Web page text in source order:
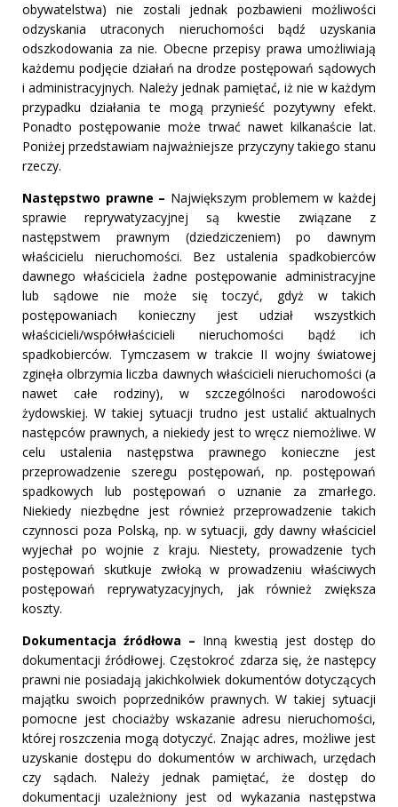
obywatelstwa) nie zostali jednak pozbawieni możliwości
odzyskania utraconych nieruchomości bądź uzyskania
odszkodowania za nie. Obecne przepisy prawa umożliwiają
każdemu podjęcie działań na drodze postępowań sądowych
i administracyjnych. Należy jednak pamiętać, iż nie w każdym
przypadku działania te mogą przynieść pozytywny efekt.
Ponadto postępowanie może trwać nawet kilkanaście lat.
Poniżej przedstawiam najważniejsze przyczyny takiego stanu
rzeczy.
Następstwo prawne – Największym problemem w każdej
sprawie reprywatyzacyjnej są kwestie związane z
następstwem prawnym (dziedziczeniem) po dawnym
właścicielu nieruchomości. Bez ustalenia spadkobierców
dawnego właściciela żadne postępowanie administracyjne
lub sądowe nie może się toczyć, gdyż w takich
postępowaniach konieczny jest udział wszystkich
właścicieli/współwłaścicieli nieruchomości bądź ich
spadkobierców. Tymczasem w trakcie II wojny światowej
zginęła olbrzymia liczba dawnych właścicieli nieruchomości (a
nawet całe rodziny), w szczególności narodowości
żydowskiej. W takiej sytuacji trudno jest ustalić aktualnych
następców prawnych, a niekiedy jest to wręcz niemożliwe. W
celu ustalenia następstwa prawnego konieczne jest
przeprowadzenie szeregu postępowań, np. postępowań
spadkowych lub postępowań o uznanie za zmarłego.
Niekiedy niezbędne jest również przeprowadzenie takich
czynnosci poza Polską, np. w sytuacji, gdy dawny właściciel
wyjechał po wojnie z kraju. Niestety, prowadzenie tych
postępowań skutkuje zwłoką w prowadzeniu właściwych
postępowań reprywatyzacyjnych, jak również zwiększa
koszty.
Dokumentacja źródłowa – Inną kwestią jest dostęp do
dokumentacji źródłowej. Częstokroć zdarza się, że następcy
prawni nie posiadają jakichkolwiek dokumentów dotyczących
majątku swoich poprzedników prawnych. W takiej sytuacji
pomocne jest chociażby wskazanie adresu nieruchomości,
której roszczenia mogą dotyczyć. Znając adres, możliwe jest
uzyskanie dostępu do dokumentów w archiwach, urzędach
czy sądach. Należy jednak pamiętać, że dostęp do
dokumentacji uzależniony jest od wykazania następstwa